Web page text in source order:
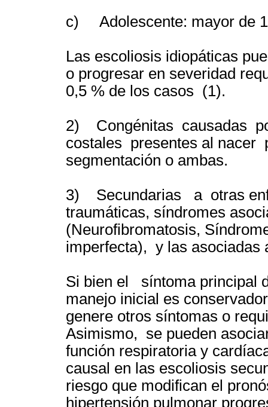
c) Adolescente: mayor de
Las escoliosis idiopáticas
o progresar en severidad
0,5 % de los casos (1).
2) Congénitas causadas
costales presentes al nacer
segmentación o ambas.
3) Secundarias a otras
traumáticas, síndromes
(Neurofibromatosis,
imperfecta), y las asociadas
Si bien el síntoma principal
manejo inicial es
genere otros síntomas o
Asimismo, se pueden
función respiratoria y
causal en las escoliosis
riesgo que modifican el
hipertensión pulmonar